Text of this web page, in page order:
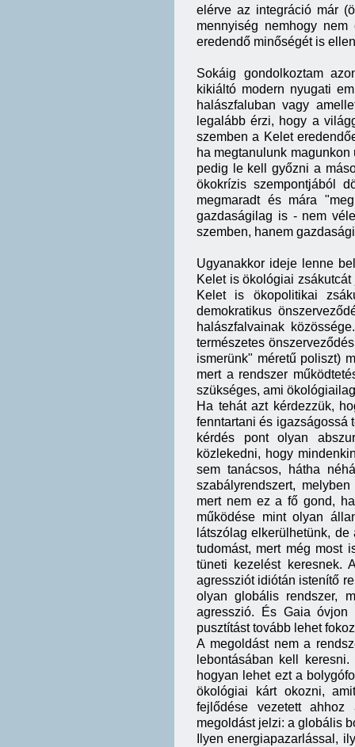
elérve az integráció már
mennyiség nemhogy
eredendő minőségét is
Sokáig gondolkoztam
kikiáltó modern nyugati
halászfaluban vagy
legalább érzi, hogy a
szemben a Kelet
ha megtanulunk
pedig le kell győzni a
ökokrízis szempontjából
megmaradt és mára
gazdaságilag is - nem
szemben, hanem
Ugyanakkor ideje lenne
Kelet is ökológiai
Kelet is ökopolitikai
demokratikus
halászfalvainak
természetes
ismerünk" méretű poliszt)
mert a rendszer
szükséges, ami
Ha tehát azt kérdezzük,
fenntartani és igazságossá
kérdés pont olyan
közlekedni, hogy
sem tanácsos, hátha
szabályrendszert,
mert nem ez a fő gond,
működése mint olyan
látszólag elkerülhetünk,
tudomást, mert még most
tüneti kezelést keresnek.
agressziót idiótán istenítő
olyan globális rendszer,
agresszió. És Gaia
pusztítást tovább lehet
A megoldást nem a
lebontásában kell
hogyan lehet ezt a
ökológiai kárt okozni,
fejlődése vezetett
megoldást jelzi: a globális
Ilyen energiapazarlással,